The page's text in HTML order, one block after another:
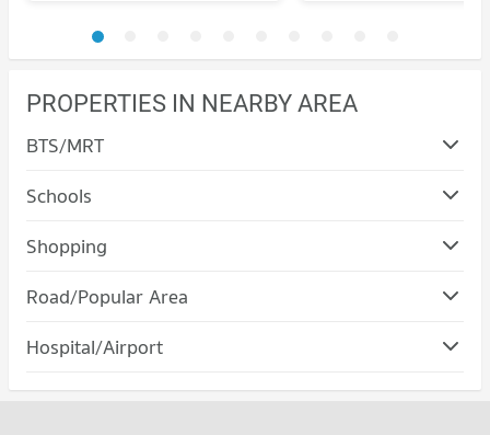
PROPERTIES IN NEARBY AREA
BTS/MRT
Schools
Shopping
Road/Popular Area
Condo Kathu Phuket
Condo for Rent in Kathu Phuket
Hospital/Airport
Condo Patong Hospital